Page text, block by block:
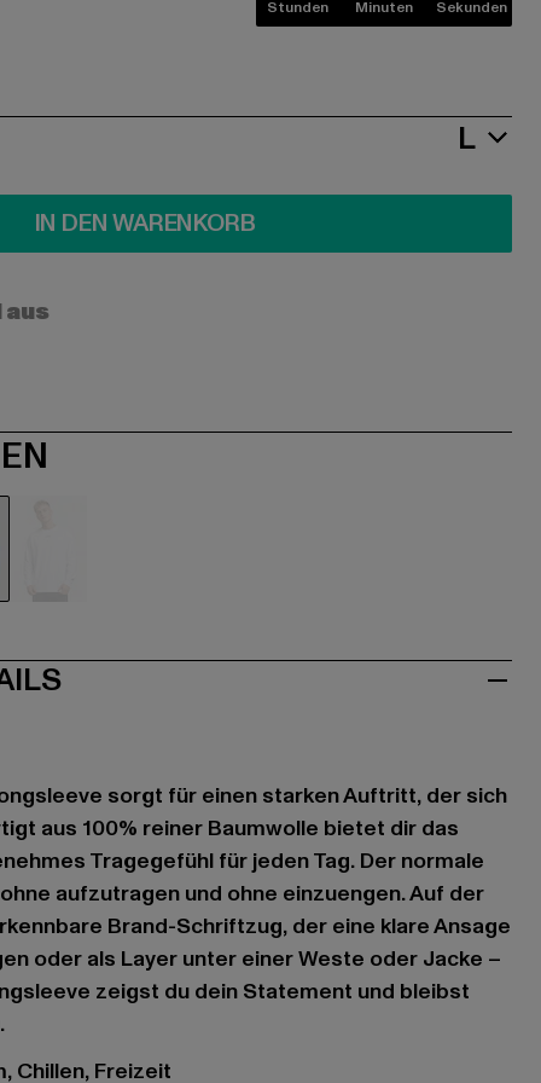
Stunden Minuten Sekunden
L
IN DEN WARENKORB
sorgt für einen starken Auftritt, der sich
aus 100% reiner Baumwolle bietet dir das
Tragegefühl für jeden Tag. Der normale
aufzutragen und ohne einzuengen. Auf der
Brand-Schriftzug, der eine klare Ansage
oder als Layer unter einer Weste oder Jacke –
zeigst du dein Statement und bleibst
Chillen, Freizeit